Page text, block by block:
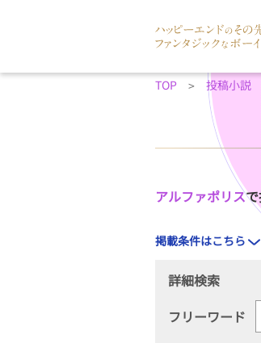
TOP 投稿小説
アルファポリス
掲載条件はこちら
詳細検索
フリーワード